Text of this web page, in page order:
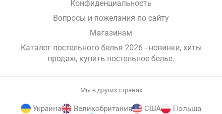
Конфиденциальность
Вопросы и пожелания по сайту
Магазинам
Каталог постельного белья 2026 - новинки, хиты
продаж, купить постельное белье.
Мы в других странах
Украина Великобритания США Польша